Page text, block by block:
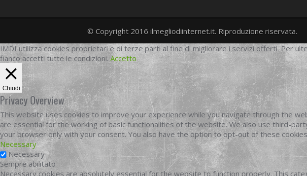
twittergoogleplus
© Copyright 2016 ilmegliodiinternet.it. Riproduzione riservata.
IMDI utilizza cookies proprietari e di terze parti al fine di migliorare i servizi offerti. Per
fianco accetti tutte le condizioni. Accetto
Chiudi
Privacy Overview
This website uses cookies to improve your experience while you navigate through the
are essential for the working of basic functionalities of the website. We also use third-
your browser only with your consent. You also have the option to opt-out of these
Necessary
Necessary
Sempre abilitato
Necessary cookies are absolutely essential for the website to function properly. This